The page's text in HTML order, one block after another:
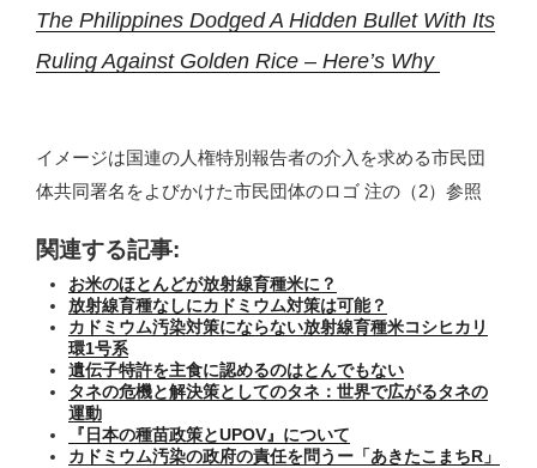
The Philippines Dodged A Hidden Bullet With Its
Ruling Against Golden Rice – Here’s Why
イメージは国連の人権特別報告者の介入を求める市民団
体共同署名をよびかけた市民団体のロゴ 注の（2）参照
関連する記事:
お米のほとんどが放射線育種米に？
放射線育種なしにカドミウム対策は可能？
カドミウム汚染対策にならない放射線育種米コシヒカリ
環1号系
遺伝子特許を主食に認めるのはとんでもない
タネの危機と解決策としてのタネ：世界で広がるタネの
運動
『日本の種苗政策とUPOV』について
カドミウム汚染の政府の責任を問うー「あきたこまちR」